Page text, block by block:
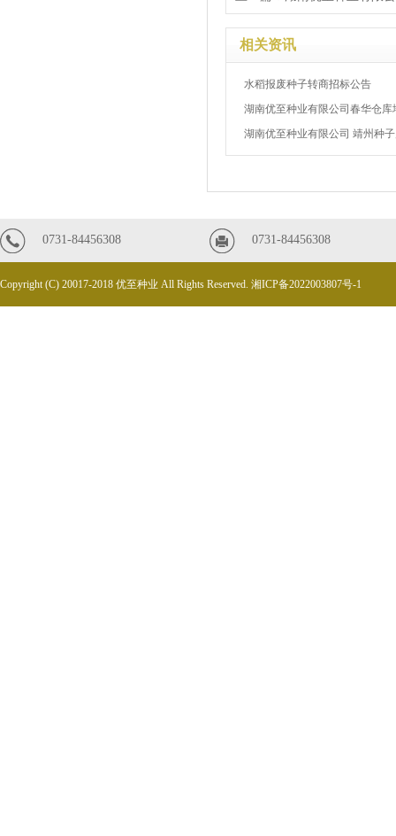
相关资讯
水稻报废种子转商招标公告
湖南优至种业有限公司春华仓库
湖南优至种业有限公司 靖州种
0731-84456308 0731-84456308
Copyright (C) 20017-2018 优至种业 All Rights Reserved. 湘ICP备2022003807号-1